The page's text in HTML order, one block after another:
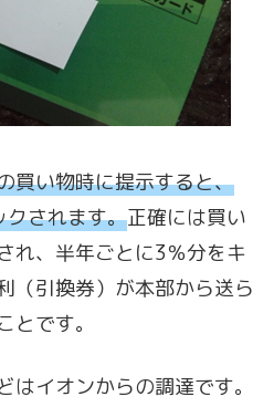
買い物時に提示すると、
されます。正確には買い
れ、半年ごとに3％分をキ
（引換券）が本部から送ら
です。
イオンからの調達です。